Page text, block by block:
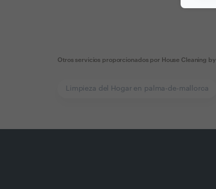
Otros servicios proporcionados por House Cleaning
Limpieza del Hogar en palma-de-mallorca